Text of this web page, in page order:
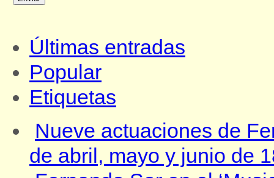
Últimas entradas
Popular
Etiquetas
Nueve actuaciones de
de abril, mayo y junio de